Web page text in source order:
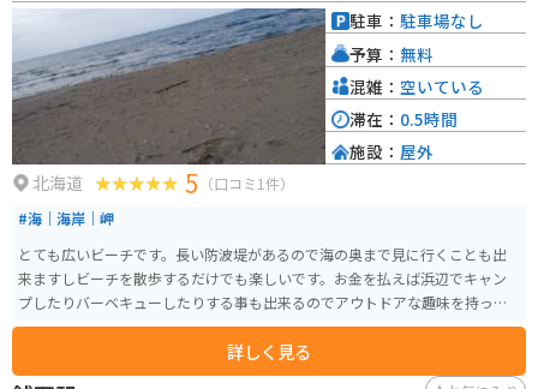
北海道 5 （口コミ1件）
#海｜海岸｜岬
とても広いビーチです。長い防波堤があるので海の奥まで見に行くことも出
来ますしビーチを散歩するだけでも楽しいです。お金を払えば浜辺でキャン
プしたりバーベキューしたりする事も出来るのでアウトドアな趣味を持って
る人にオススメ
詳しく見る
駐車： 駐車場なし
予算： 無料
混雑： 空いている
滞在： 0.5時間
施設： 屋外